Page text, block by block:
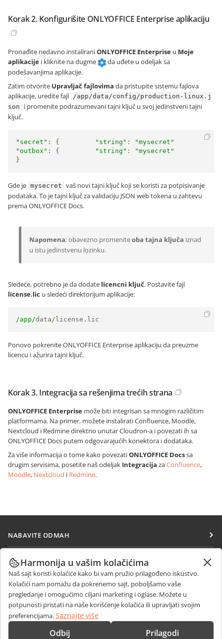
Korak 2. Konfigurišite ONLYOFFICE Enterprise aplikaciju
Pronađite nedavno instaliraniONLYOFFICE Enterprise u Moje
aplikacije i kliknite na dugme
da uđete u odeljak sa
podešavanjima aplikacije.
Zatim otvorite Upravljač fajlovima da pristupite sistemu fajlova
aplikacije, uredite fajl
/app/data/config/production-linux.j
son
i promenite podrazumevani tajni ključ u svoj jedinstveni tajni
ključ.
"secret" : { "string" :
"mysecret"
"outbox" : { "string" :
"mysecret"
}
Gde je mysecret vaš novi tajni ključ koji se koristi za potpisivanje
podataka. To je tajni ključ za validaciju JSON web tokena u zahtevu
prema ONLYOFFICE Docs.
Napomena: obavezno promeniteoba tajna ključa iznad
u istu jedinstvenu lozinku.
Sledeće, potrebno je da dodate licencni ključ. Postavite fajl
license.lic u sledeći direktorijum aplikacije:
/app/data /license . lic
Ponovo pokrenite ONLYOFFICE Enterprise aplikaciju da preuzme
licencu i ažurira tajni ključ.
Korak 3. Integracija sa rešenjima trećih strana
ONLYOFFICE Enterprise može biti integrisan sa mnogim različitim
platformama. Na primer, možete instalirati Confluence, Moodle,
Nextcloud i Redmine direktno unutar Cloudron-a i povezati ih sa
ONLYOFFICE Docs putem odgovarajućih konektora i dodataka.
Za više informacija o tome kako povezatiONLYOFFICE Docssa
drugim servisima, posetite naš odeljak Integracija zaConfluence,
Moodle, Nextcloud i Redmine.
NABAVITE ODMAH
Docs
DocSpace
Workspace
Konektori
Desktop aplikacije
Mobilne aplikacije
SARAĐUJTE
Za doprinosioce
Za prevodioce
Za influensere
Slobodna radna mesta
PRIMAJTE VESTI
Blog
DOBIJTE POMOĆ
Forum
KONTAKTIRAJTE NAS
Harmonija u vašim kolačićima
Naš sajt koristi kolačiće kako bi vam pružio prilagođeno iskustvo.
Kolačići nam pomažu da pokrenemo sajt, poboljšamo vaše
pregledanje i omogućimo ciljani marketing i oglase. Možete u
potpunosti pristati na naše korišćenje kolačića ili upravljati svojim
preferencijama.Saznajte više
Odbij Prilagodi